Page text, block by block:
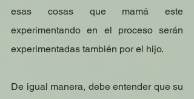
esas cosas que mamá este
experimentando en el proceso serán
experimentadas también por el hijo.
De igual manera, debe entender que su